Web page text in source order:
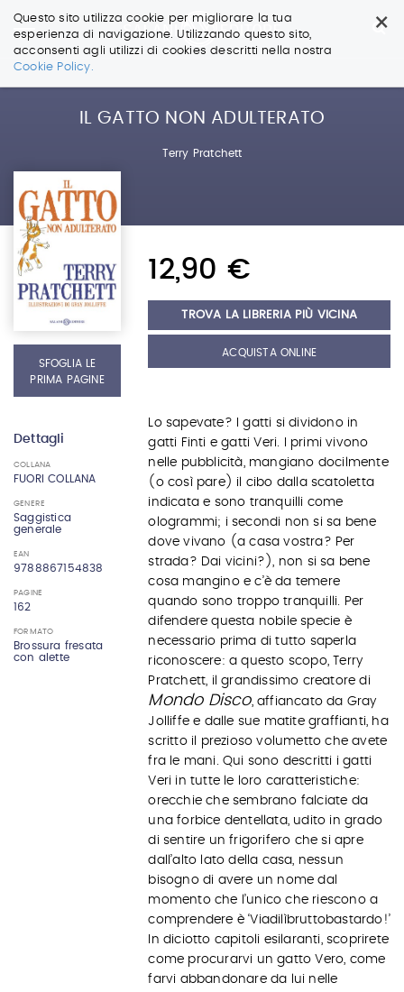
×
Questo sito utilizza cookie per migliorare la tua
esperienza di navigazione. Utilizzando questo sito,
acconsenti agli utilizzi di cookies descritti nella nostra
Cookie Policy.
Salta
IL GATTO NON ADULTERATO
Terry Pratchett
SFOGLIA LE
PRIMA PAGINE
Dettagli
COLLANA
FUORI COLLANA
GENERE
Saggistica
generale
EAN
9788867154838
PAGINE
162
FORMATO
Brossura fresata
con alette
12,90 €
TROVA LA LIBRERIA PIÙ VICINA
ACQUISTA ONLINE
Lo sapevate? I gatti si dividono in
gatti Finti e gatti Veri. I primi vivono
nelle pubblicità, mangiano docilmente
(o così pare) il cibo dalla scatoletta
indicata e sono tranquilli come
ologrammi; i secondi non si sa bene
dove vivano (a casa vostra? Per
strada? Dai vicini?), non si sa bene
cosa mangino e c’è da temere
quando sono troppo tranquilli. Per
difendere questa nobile specie è
necessario prima di tutto saperla
riconoscere: a questo scopo, Terry
Pratchett, il grandissimo creatore di
Mondo Disco, affiancato da Gray
Jolliffe e dalle sue matite graffianti, ha
scritto il prezioso volumetto che avete
fra le mani. Qui sono descritti i gatti
Veri in tutte le loro caratteristiche:
orecchie che sembrano falciate da
una forbice dentellata, udito in grado
di sentire un frigorifero che si apre
dall’alto lato della casa, nessun
bisogno di avere un nome dal
momento che l’unico che riescono a
comprendere è ‘Viadilìbruttobastardo!’
In diciotto capitoli esilaranti, scoprirete
come procurarvi un gatto Vero, come
farvi abbandonare da lui nelle